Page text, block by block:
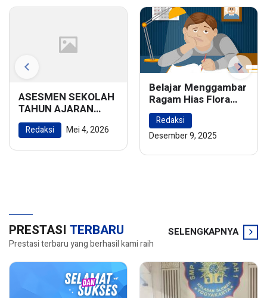
ASESMEN SEKOLAH
TAHUN AJARAN
2025/2026
Redaksi Mei 4, 2026
Belajar Menggambar
Ragam Hias Flora
dan Fauna:
Menghidupkan
Keindahan Alam
Redaksi
Desember 9, 2025
PRESTASI TERBARU
Prestasi terbaru yang berhasil kami raih
SELENGKAPNYA